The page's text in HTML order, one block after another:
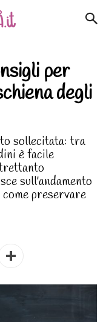
per
degli
sollecitata: tra
è facile
sull'andamento
preservare